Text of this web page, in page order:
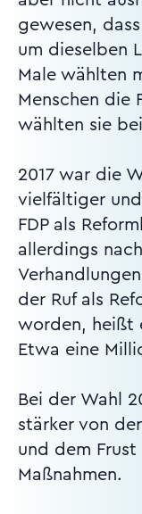
gewesen,
um dieselben
Male wählten
Menschen die
wählten sie
2017 war die
vielfältiger
FDP als
allerdings
der Ruf als
worden, heißt
Etwa eine
Bei der Wahl
stärker von
und dem
Maßnahmen.